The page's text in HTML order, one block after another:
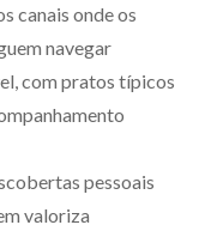
canais onde os
navegar
com pratos típicos
pessoais
valoriza